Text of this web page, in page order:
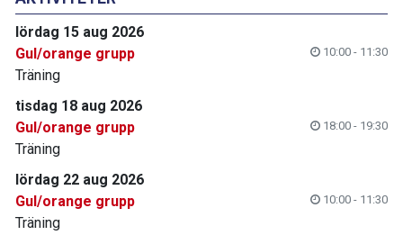
lördag 15 aug 2026
Gul/orange grupp
10:00 - 11:30
Träning
tisdag 18 aug 2026
Gul/orange grupp
18:00 - 19:30
Träning
lördag 22 aug 2026
Gul/orange grupp
10:00 - 11:30
Träning